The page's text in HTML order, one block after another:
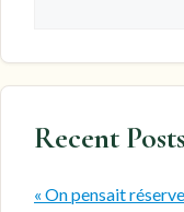
Recent Posts
« On pensait